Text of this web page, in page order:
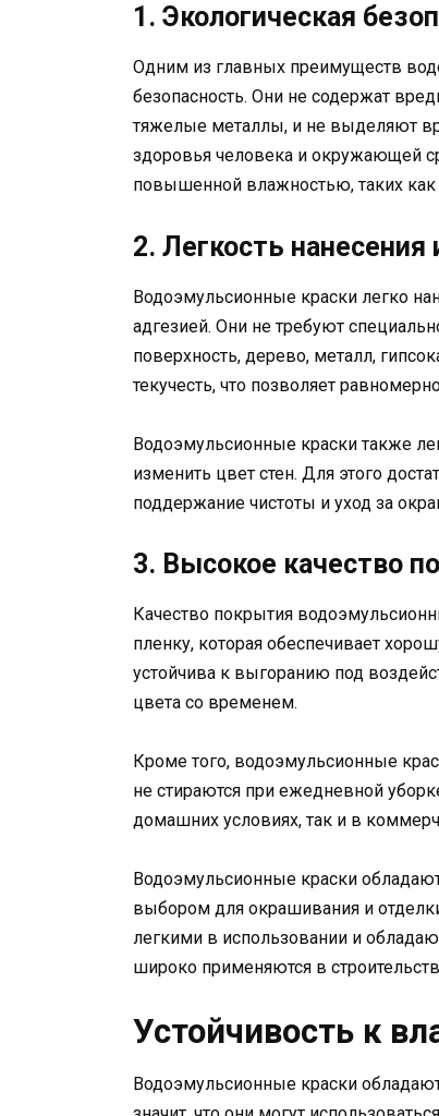
1. Экологическая
Одним из главных преимуществ
безопасность. Они не содержат
тяжелые металлы, и не выделяют
здоровья человека и окружающей
повышенной влажностью, таких
2. Легкость нанесения
Водоэмульсионные краски легко
адгезией. Они не требуют
поверхность, дерево, металл,
текучесть, что позволяет
Водоэмульсионные краски также
изменить цвет стен. Для этого
поддержание чистоты и уход за
3. Высокое качество
Качество покрытия
пленку, которая обеспечивает
устойчива к выгоранию под
цвета со временем.
Кроме того, водоэмульсионные
не стираются при ежедневной
домашних условиях, так и в
Водоэмульсионные краски
выбором для окрашивания и
легкими в использовании и
широко применяются в
Устойчивость к
Водоэмульсионные краски